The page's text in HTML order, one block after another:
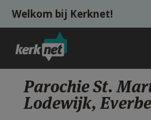
Overslaan en naar de inhoud gaan
Welkom bij Kerknet!
STARTPAGINA
KERK
Parochie St.
Lodewijk,